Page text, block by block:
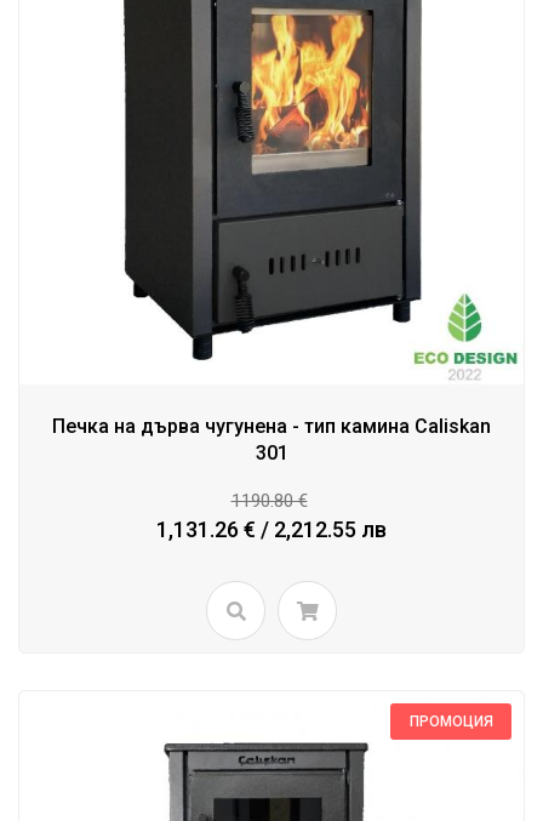
Печка на дърва чугунена - тип камина Caliskan
301
1190.80 €
1,131.26 € / 2,212.55 лв
ПРОМОЦИЯ